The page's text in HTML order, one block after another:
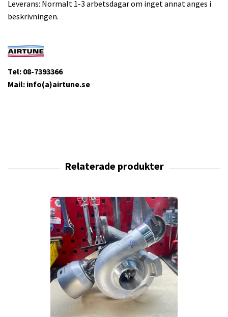
Leverans: Normalt 1-3 arbetsdagar om inget annat anges i
beskrivningen.
Tel: 08-7393366
Mail: info(a)airtune.se